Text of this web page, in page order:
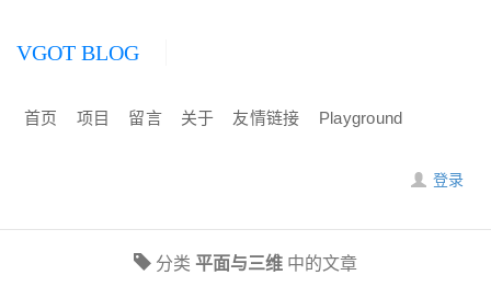
VGOT BLOG
首页 项目 留言 关于 友情链接 Playground
登录
分类 平面与三维 中的文章